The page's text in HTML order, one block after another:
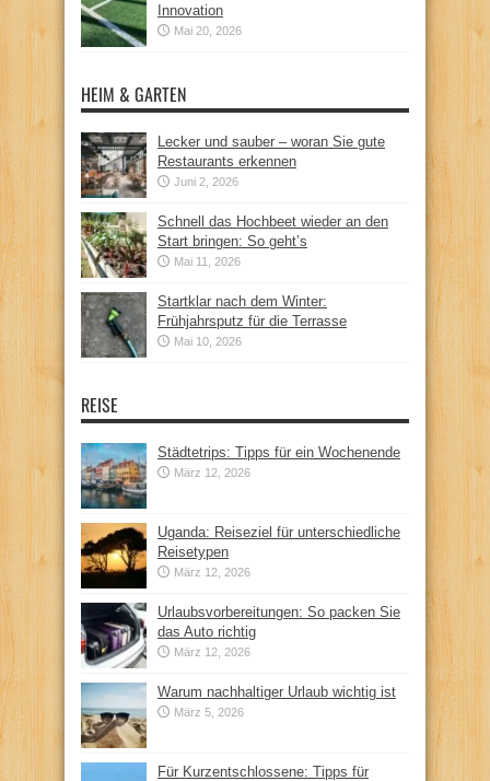
Innovation
Mai 20, 2026
HEIM & GARTEN
Lecker und sauber – woran Sie gute
Restaurants erkennen
Juni 2, 2026
Schnell das Hochbeet wieder an den
Start bringen: So geht’s
Mai 11, 2026
Startklar nach dem Winter:
Frühjahrsputz für die Terrasse
Mai 10, 2026
REISE
Städtetrips: Tipps für ein Wochenende
März 12, 2026
Uganda: Reiseziel für unterschiedliche
Reisetypen
März 12, 2026
Urlaubsvorbereitungen: So packen Sie
das Auto richtig
März 12, 2026
Warum nachhaltiger Urlaub wichtig ist
März 5, 2026
Für Kurzentschlossene: Tipps für